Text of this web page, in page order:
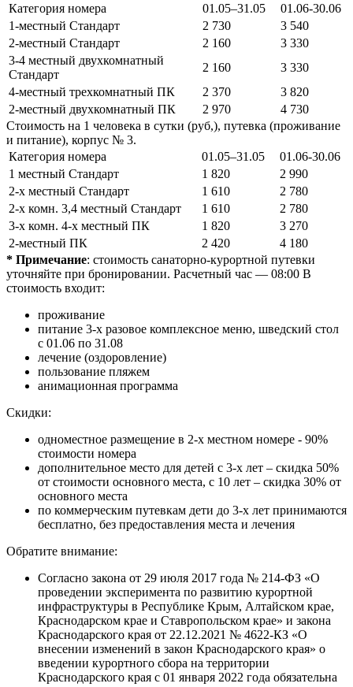
Категория номера
01.05–31.05
01.06-30.06
1-местный Стандарт
2 730
3 540
2-местный Стандарт
2 160
3 330
3-4 местный двухкомнатный
Стандарт
2 160
3 330
4-местный трехкомнатный ПК
2 370
3 820
2-местный двухкомнатный ПК
2 970
4 730
Стоимость на 1 человека в сутки (руб,), путевка (проживание
и питание), корпус № 3.
Категория номера
01.05–31.05
01.06-30.06
1 местный Стандарт
1 820
2 990
2-х местный Стандарт
1 610
2 780
2-х комн. 3,4 местный Стандарт
1 610
2 780
3-х комн. 4-х местный ПК
1 820
3 270
2-местный ПК
2 420
4 180
* Примечание: стоимость санаторно-курортной путевки
уточняйте при бронировании. Расчетный час — 08:00 В
стоимость входит:
проживание
питание 3-х разовое комплексное меню, шведский стол
с 01.06 по 31.08
лечение (оздоровление)
пользование пляжем
анимационная программа
Скидки:
одноместное размещение в 2-х местном номере - 90%
стоимости номера
дополнительное место для детей с 3-х лет – скидка 50%
от стоимости основного места, с 10 лет – скидка 30% от
основного места
по коммерческим путевкам дети до 3-х лет принимаются
бесплатно, без предоставления места и лечения
Обратите внимание:
Согласно закона от 29 июля 2017 года № 214-ФЗ «О
проведении эксперимента по развитию курортной
инфраструктуры в Республике Крым, Алтайском крае,
Краснодарском крае и Ставропольском крае» и закона
Краснодарского края от 22.12.2021 № 4622-КЗ «О
внесении изменений в закон Краснодарского края» о
введении курортного сбора на территории
Краснодарского края с 01 января 2022 года обязательна